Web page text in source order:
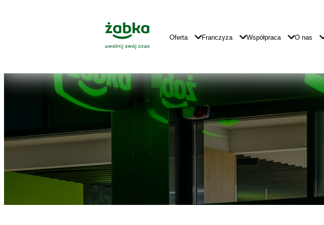
Główne
Logo
Główna
Nawigacja
Oferta Franczyza Współpraca O nas